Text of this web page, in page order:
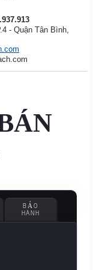
- Quận Tân Bình,
BẢO
HÀNH